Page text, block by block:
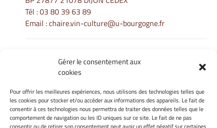
Gérer le consentement aux
cookies
Pour offrir les meilleures expériences, nous utilisons des technologies telles que
les cookies pour stocker et/ou accéder aux informations des appareils. Le fait de
consentir à ces technologies nous permettra de traiter des données telles que le
comportement de navigation ou les ID uniques sur ce site. Le fait de ne pas
Tél :03 80 39 63 89
Email :chaire.vin-culture@u-bourgogne.fr
Informations Légales
Gérer mes cookies
Politique de cookies
Déclaration de confidentialité